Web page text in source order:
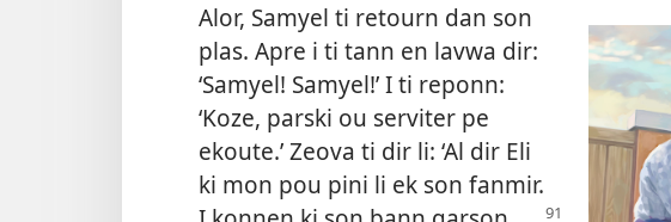
Alor, Samyel ti retourn dan son
plas. Apre i ti tann en lavwa dir:
‘Samyel! Samyel!’ I ti reponn:
‘Koze, parski ou serviter pe
ekoute.’ Zeova ti dir li: ‘Al dir Eli
ki mon pou pini li ek son fanmir.